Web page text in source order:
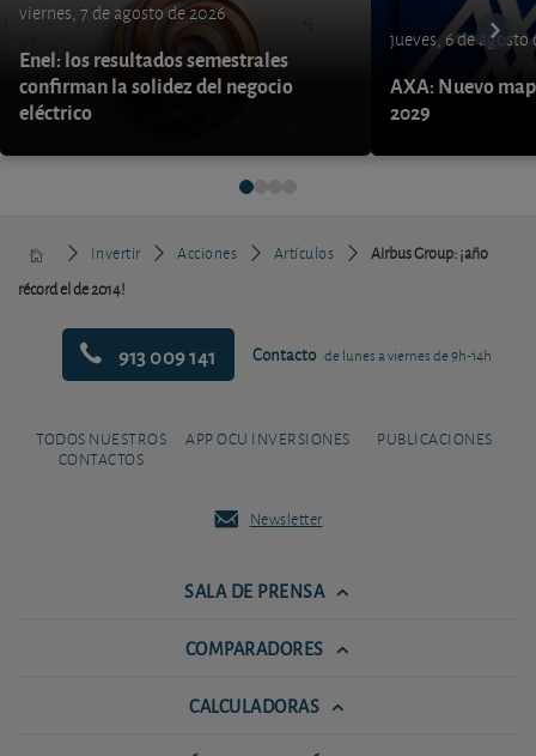
viernes, 7 de agosto de 2026
Enel: los resultados semestrales
confirman la solidez del negocio
eléctrico
jueves, 6 de agosto
AXA: Nuevo
2029
Invertir Acciones Artículos
Airbus Group: ¡año
récord el de 2014!
913 009 141 Contacto de lunes a viernes de 9h-14h
TODOS NUESTROS
CONTACTOS
APP OCU INVERSIONES PUBLICACIONES
Newsletter
SALA DE PRENSA
COMPARADORES
CALCULADORAS